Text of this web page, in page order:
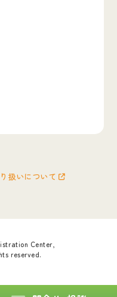
扱いについて
Center,
reserved.